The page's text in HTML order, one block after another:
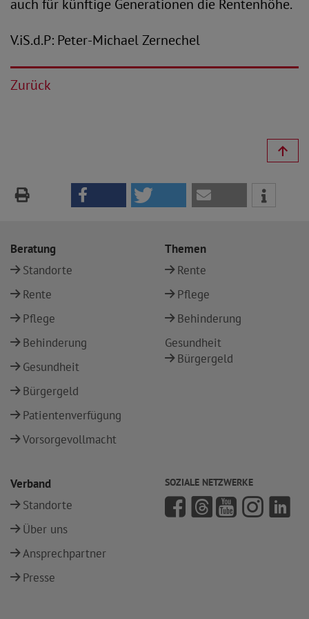
auch für künftige Generationen die Rentenhöhe.
V.iS.d.P: Peter-Michael Zernechel
Zurück
Beratung
Standorte
Rente
Pflege
Behinderung
Gesundheit
Bürgergeld
Patientenverfügung
Vorsorgevollmacht
Themen
Rente
Pflege
Behinderung
Gesundheit
Bürgergeld
Verband
Standorte
Über uns
Ansprechpartner
Presse
SOZIALE NETZWERKE